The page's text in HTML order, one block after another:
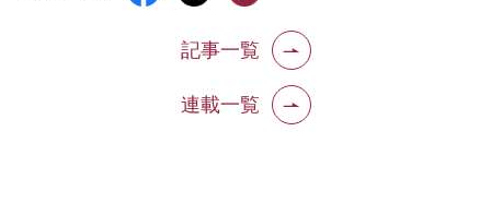
記事一覧
連載一覧